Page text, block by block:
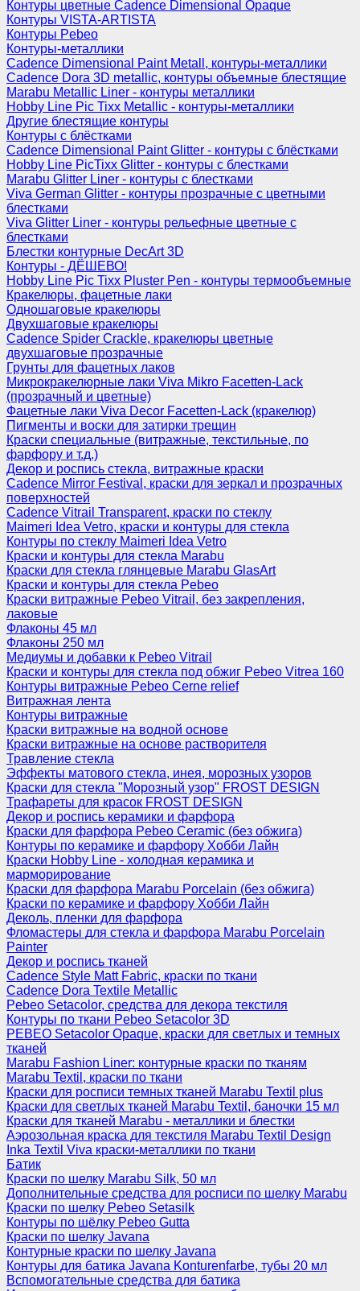
Контуры цветные Cadence Dimensional Opaque
Контуры VISTA-ARTISTA
Контуры Pebeo
Контуры-металлики
Cadence Dimensional Paint Metall, контуры-металлики
Cadence Dora 3D metallic, контуры объемные блестящие
Marabu Metallic Liner - контуры металлики
Hobby Line Pic Tixx Metallic - контуры-металлики
Другие блестящие контуры
Контуры с блёстками
Cadence Dimensional Paint Glitter - контуры с блёстками
Hobby Line PicTixx Glitter - контуры с блестками
Marabu Glitter Liner - контуры с блестками
Viva German Glitter - контуры прозрачные с цветными
блестками
Viva Glitter Liner - контуры рельефные цветные с
блестками
Блестки контурные DecArt 3D
Контуры - ДЁШЕВО!
Hobby Line Pic Tixx Pluster Pen - контуры термообъемные
Кракелюры, фацетные лаки
Одношаговые кракелюры
Двухшаговые кракелюры
Cadence Spider Crackle, кракелюры цветные
двухшаговые прозрачные
Грунты для фацетных лаков
Микрокракелюрные лаки Viva Mikro Facetten-Lack
(прозрачный и цветные)
Фацетные лаки Viva Decor Facetten-Lack (кракелюр)
Пигменты и воски для затирки трещин
Краски специальные (витражные, текстильные, по
фарфору и т.д.)
Декор и роспись стекла, витражные краски
Cadence Mirror Festival, краски для зеркал и прозрачных
поверхностей
Cadence Vitrail Transparent, краски по стеклу
Maimeri Idea Vetro, краски и контуры для стекла
Контуры по стеклу Maimeri Idea Vetro
Краски и контуры для стекла Marabu
Краски для стекла глянцевые Marabu GlasArt
Краски и контуры для стекла Pebeo
Краски витражные Pebeo Vitrail, без закрепления,
лаковые
Флаконы 45 мл
Флаконы 250 мл
Медиумы и добавки к Pebeo Vitrail
Краски и контуры для стекла под обжиг Pebeo Vitrea 160
Контуры витражные Pebeo Cerne relief
Витражная лента
Контуры витражные
Краски витражные на водной основе
Краски витражные на основе растворителя
Травление стекла
Эффекты матового стекла, инея, морозных узоров
Краски для стекла "Морозный узор" FROST DESIGN
Трафареты для красок FROST DESIGN
Декор и роспись керамики и фарфора
Краски для фарфора Pebeo Ceramic (без обжига)
Контуры по керамике и фарфору Хобби Лайн
Краски Hobby Line - холодная керамика и
марморирование
Краски для фарфора Marabu Porcelain (без обжига)
Краски по керамике и фарфору Хобби Лайн
Деколь, пленки для фарфора
Фломастеры для стекла и фарфора Marabu Porcelain
Painter
Декор и роспись тканей
Cadence Style Matt Fabric, краски по ткани
Cadence Dora Textile Metallic
Pebeo Setacolor, средства для декора текстиля
Контуры по ткани Pebeo Setacolor 3D
PEBEO Setacolor Opaque, краски для светлых и темных
тканей
Marabu Fashion Liner: контурные краски по тканям
Marabu Textil, краски по ткани
Краски для росписи темных тканей Marabu Textil plus
Краски для светлых тканей Marabu Textil, баночки 15 мл
Краски для тканей Marabu - металлики и блестки
Аэрозольная краска для текстиля Marabu Textil Design
Inka Textil Viva краски-металлики по ткани
Батик
Краски по шелку Marabu Silk, 50 мл
Дополнительные средства для росписи по шелку Marabu
Краски по шелку Pebeo Setasilk
Контуры по шёлку Pebeo Gutta
Краски по шелку Javana
Контурные краски по шелку Javana
Контуры для батика Javana Konturenfarbe, тубы 20 мл
Вспомогательные средства для батика